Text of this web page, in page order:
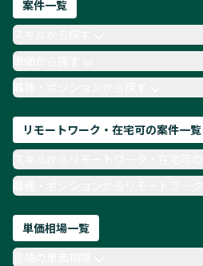
AIエンジニア
Webデザイナ
月収100万円 業務委託
TypeScript
Laravel
案件一覧
単価から探す
職種・ポジションから探す
リモートワーク・在宅可の案件一覧
職種・ポジションからリモートワーク
単価相場一覧